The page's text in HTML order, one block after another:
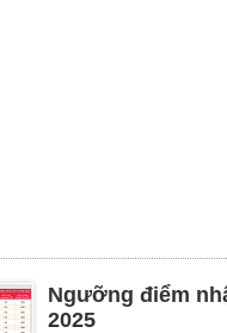
Ngưỡng điểm
2025